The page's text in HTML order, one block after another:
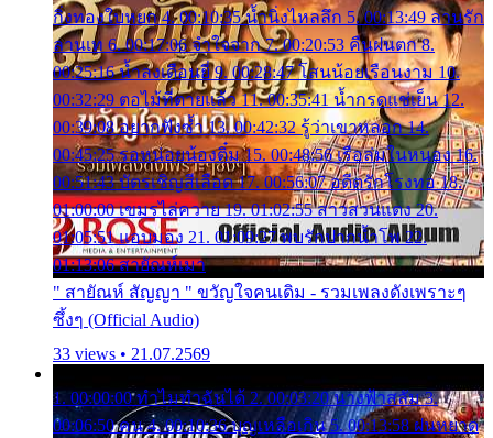
กิ่งทองใบหยก 4. 00:10:35 น้ำนิ่งไหลลึก 5. 00:13:49 ลานรัก
ลานเท 6. 00:17:06 จำใจจาก 7. 00:20:53 คืนฝนตก 8.
00:25:16 น้ำลงเดือนยี่ 9. 00:28:47 โสนน้อยเรือนงาม 10.
00:32:29 ตอไม้ที่ตายแล้ว 11. 00:35:41 น้ำกรดแช่เย็น 12.
00:39:08 อยากฟังซ้ำ 13. 00:42:32 รู้ว่าเขาหลอก 14.
00:45:25 รอหน่อยน้องติ๋ม 15. 00:48:56 เรือล่มในหนอง 16.
00:51:43 บัตรเชิญสีเลือด 17. 00:56:07 อดีตรักโรงทอ 18.
01:00:00 เขมรไล่ควาย 19. 01:02:55 สาวสวนแตง 20.
01:05:51 แอบมอง 21. 01:09:27 พบรักปากน้ำโพ 22.
01:13:06 สายัณห์เมา
" สายัณห์ สัญญา " ขวัญใจคนเดิม - รวมเพลงดังเพราะๆ
ซึ้งๆ (Official Audio)
33 views • 21.07.2569
1. 00:00:00 ทำไมทำฉันได้ 2. 00:03:20 นางฟ้าสลัม 3.
00:06:50 คน 4. 00:10:36 บุญเหลือเกิน 5. 00:13:58 ฝนหยาด